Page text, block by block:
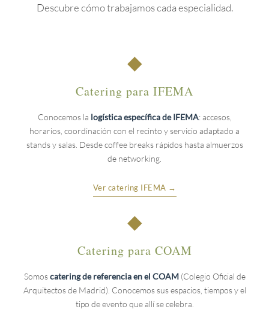
Descubre cómo trabajamos cada especialidad.
◆
Catering para IFEMA
Conocemos la logística específica de IFEMA: accesos,
horarios, coordinación con el recinto y servicio adaptado a
stands y salas. Desde coffee breaks rápidos hasta almuerzos
de networking.
Ver catering IFEMA →
◆
Catering para COAM
Somoscatering de referencia en el COAM(Colegio Oficial de
Arquitectos de Madrid). Conocemos sus espacios, tiempos y el
tipo de evento que allí se celebra.